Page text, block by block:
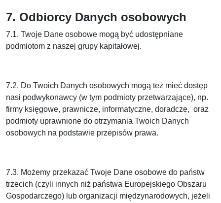
7. Odbiorcy Danych osobowych
7.1. Twoje Dane osobowe mogą być udostępniane
podmiotom z naszej grupy kapitałowej.
7.2. Do Twoich Danych osobowych mogą też mieć dostęp
nasi podwykonawcy (w tym podmioty przetwarzające), np.
firmy księgowe, prawnicze, informatyczne, doradcze, oraz
podmioty uprawnione do otrzymania Twoich Danych
osobowych na podstawie przepisów prawa.
7.3. Możemy przekazać Twoje Dane osobowe do państw
trzecich (czyli innych niż państwa Europejskiego Obszaru
Gospodarczego) lub organizacji międzynarodowych, jeżeli